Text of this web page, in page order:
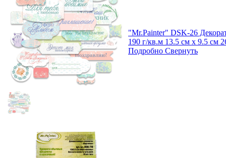
"Mr.Painter" DSK-26
190 г/кв.м 13.5 см х 9.5 см
Подробно Свернуть